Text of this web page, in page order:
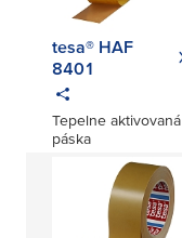
tesa® HAF
8401
Tepelne aktivovaná
páska